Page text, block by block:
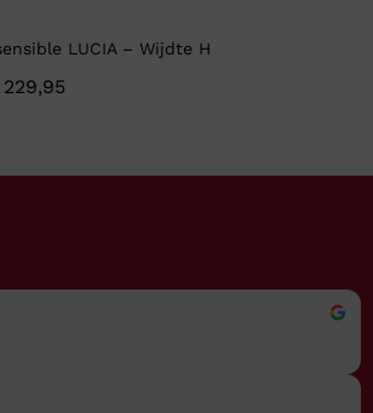
LUCIA – Wijdte H
229,95